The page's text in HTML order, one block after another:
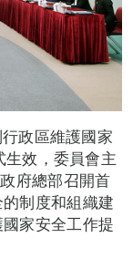
政區維護國家
效，委員會主
府總部召開首
制度和組織建
家安全工作提